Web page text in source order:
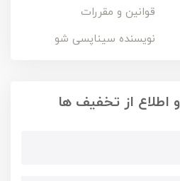
قوانین و مقررات
نویسنده سیناپسی شو
اطلاع از تخفیف ها